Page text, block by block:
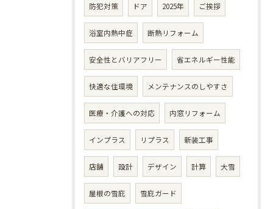
防犯対策 ドア 2025年 ご挨拶
浴室内熱中症 断熱リフォーム
安全性とバリアフリー 省エネルギー性能
快適な住環境 メンテナンスのしやすさ
医療・介護への対応 内窓リフォーム
インプラス リプラス 新装工事
店舗 設計 デザイン 計算 大雪
屋根の雪庇 雪庇ガード